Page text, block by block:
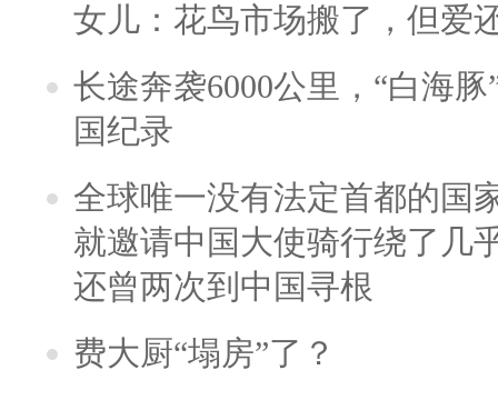
女儿：花鸟市场搬了，但爱
长途奔袭6000公里，“白海
国纪录
全球唯一没有法定首都的国
就邀请中国大使骑行绕了几
还曾两次到中国寻根
费大厨“塌房”了？